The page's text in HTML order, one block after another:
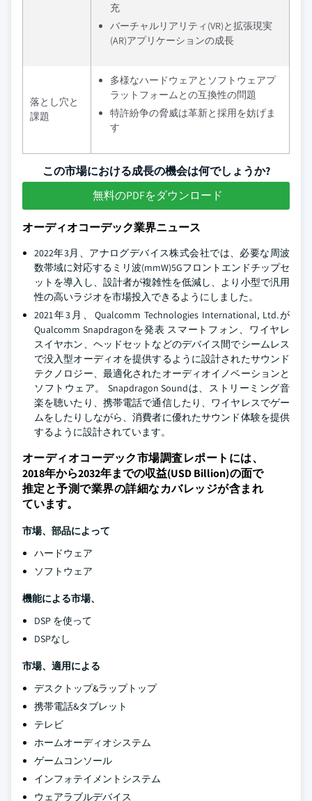
充
バーチャルリアリティ(VR)と拡張現実
(AR)アプリケーションの成長
落とし穴と
課題
多様なハードウェアとソフトウェアプ
ラットフォームとの互換性の問題
特許紛争の脅威は革新と採用を妨げま
す
この市場における成長の機会は何でしょうか?
無料のPDFをダウンロード
オーディオコーデック業界ニュース
2022年3月、アナログデバイス株式会社では、必要な周波
数帯域に対応するミリ波(mmW)5Gフロントエンドチップセ
ットを導入し、設計者が複雑性を低減し、より小型で汎用
性の高いラジオを市場投入できるようにしました。
2021年3月、Qualcomm Technologies International, Ltd.が
Qualcomm Snapdragonを発表 スマートフォン、ワイヤレ
スイヤホン、ヘッドセットなどのデバイス間でシームレス
で没入型オーディオを提供するように設計されたサウンド
テクノロジー、最適化されたオーディオイノベーションと
ソフトウェア。 Snapdragon Soundは、ストリーミング音
楽を聴いたり、携帯電話で通信したり、ワイヤレスでゲー
ムをしたりしながら、消費者に優れたサウンド体験を提供
するように設計されています。
オーディオコーデック市場調査レポートには、
2018年から2032年までの収益(USD Billion)の面で
推定と予測で業界の詳細なカバレッジが含まれ
ています。
市場、部品によって
ハードウェア
ソフトウェア
機能による市場、
DSP を使って
DSPなし
市場、適用による
デスクトップ&ラップトップ
携帯電話&タブレット
テレビ
ホームオーディオシステム
ゲームコンソール
インフォテイメントシステム
ウェアラブルデバイス